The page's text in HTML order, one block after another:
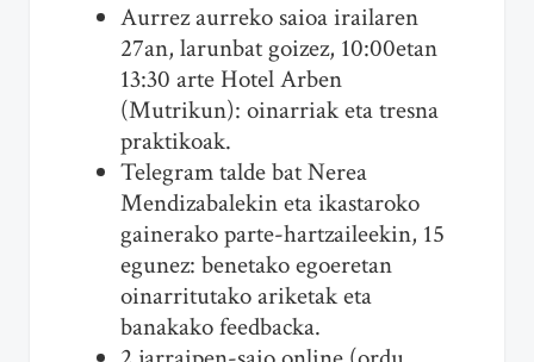
Aurrez aurreko saioa irailaren
27an, larunbat goizez, 10:00etan
13:30 arte Hotel Arben
(Mutrikun): oinarriak eta tresna
praktikoak.
Telegram talde bat Nerea
Mendizabalekin eta ikastaroko
gainerako parte-hartzaileekin, 15
egunez: benetako egoeretan
oinarritutako ariketak eta
banakako feedbacka.